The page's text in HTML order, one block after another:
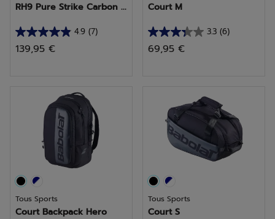
RH9 Pure Strike Carbon ...
4.9 (7)
4.9
sur
139,95 €
Court M
3.3 (6)
3.3
sur
69,95 €
Tous Sports
Court Backpack Hero
Tous Sports
Court S